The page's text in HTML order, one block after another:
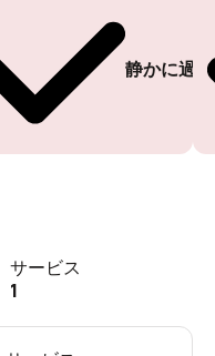
静かに過
サービス
1